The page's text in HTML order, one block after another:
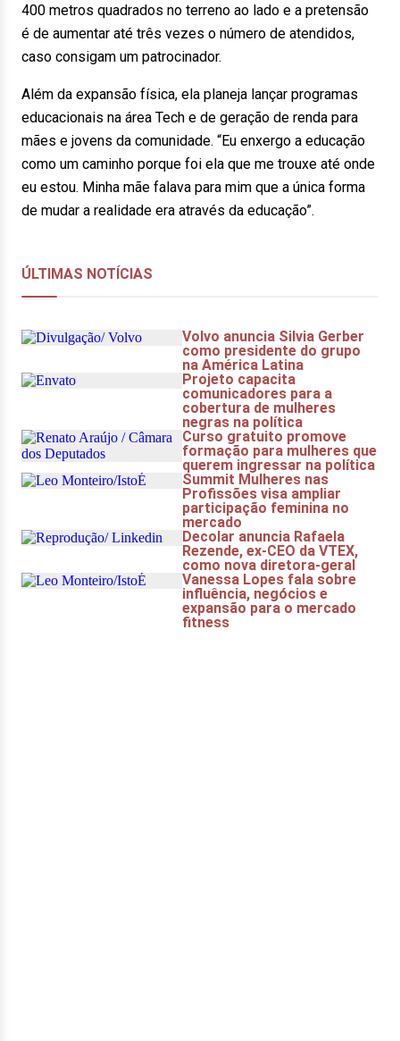
400 metros quadrados no terreno ao lado e a pretensão
é de aumentar até três vezes o número de atendidos,
caso consigam um patrocinador.
Além da expansão física, ela planeja lançar programas
educacionais na área Tech e de geração de renda para
mães e jovens da comunidade. “Eu enxergo a educação
como um caminho porque foi ela que me trouxe até onde
eu estou. Minha mãe falava para mim que a única forma
de mudar a realidade era através da educação”.